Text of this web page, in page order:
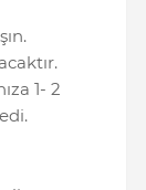
1- 2